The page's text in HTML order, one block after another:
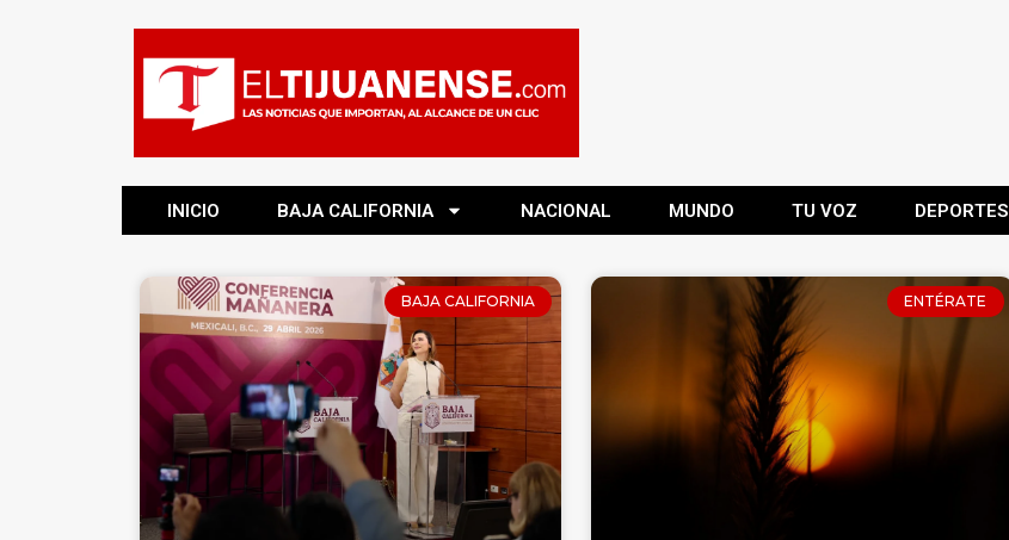
INICIO BAJA CALIFORNIA NACIONAL MUNDO TU VOZ DEPORTES
BAJA CALIFORNIA ENTÉRATE